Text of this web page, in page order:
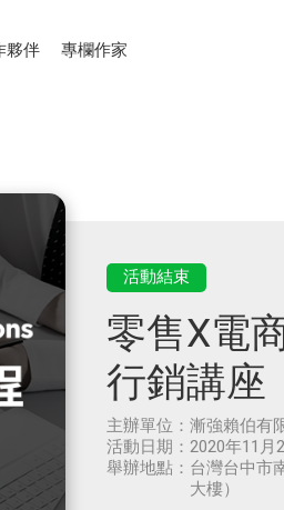
夥伴 專欄作家
活動結束
零售X電
行銷講座
主辦單位：漸強賴伯有
活動日期： 2020年11月
舉辦地點： 台灣台中市
大樓）